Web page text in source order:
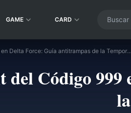
GAME CARD
Exploit del Código 999 en Delta Force: Guía antitrampas de la Temporada 8
del Código 999